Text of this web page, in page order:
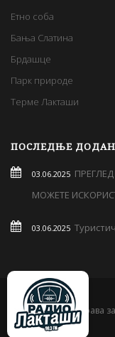
Етно соба
Бања Слатина
Брдашце
Парк природе
Терме Лакташи
ПОСЛЕДЊЕ
03.06.2025
МОЖЕТЕ
03.06.2025
© 2019 Сва права